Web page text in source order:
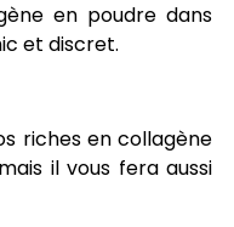
en poudre dans
et discret.
riches en collagène
il vous fera aussi